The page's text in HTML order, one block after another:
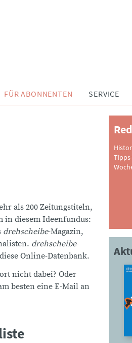
FÜR ABONNENTEN SERVICE
als 200 Zeitungstiteln,
in diesem Ideenfundus:
drehscheibe-Magazin,
drehscheibe-
Online-Datenbank.
nicht dabei? Oder
besten eine E-Mail an